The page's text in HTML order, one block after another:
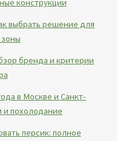
конструкции
выбрать решение для
бренда и критерии
в Москве и Санкт-
похолодание
персик: полное